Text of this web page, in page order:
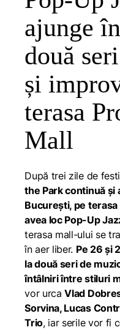
ajunge
două
și
terasa
Mall
După trei zile de
the Park continuă și
București, pe
avea loc Pop-Up
terasa mall-ului se
în aer liber. Pe 26 și
la două seri de
întâlniri între stiluri
vor urcaVlad
Sorvina, Lucas
Trio, iar serile vor fi